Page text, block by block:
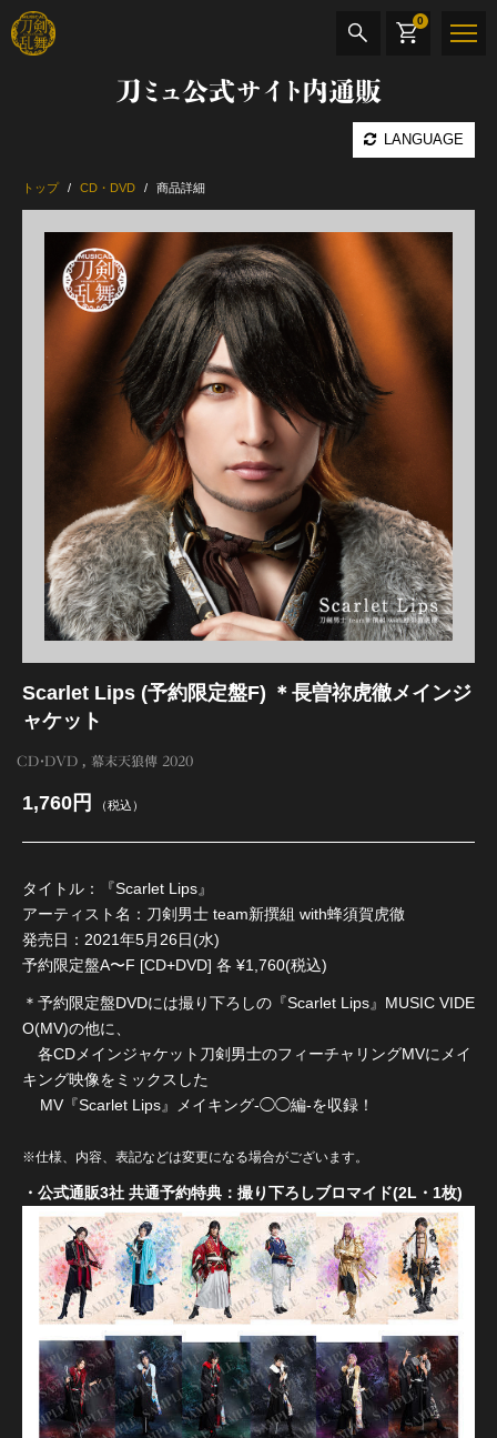
刀ミュ公式サイト内通販
LANGUAGE
0
CD・DVD BOOK その他
最新カテゴリー
加州清光 単騎出陣 極
髭切 単騎出陣 ～夢幻泡影～
江 おん すていじ かうんとだうんぱーてぃー
トップ CD・DVD 商品詳細
Scarlet Lips (予約限定盤F) ＊長曽祢虎徹メインジ
ャケット
CD・DVD 幕末天狼傳 2020
1,760円 （税込）
タイトル：『Scarlet Lips』
アーティスト名：刀剣男士 team新撰組 with蜂須賀虎徹
発売日：2021年5月26日(水)
予約限定盤A〜F [CD+DVD] 各 ¥1,760(税込)
＊予約限定盤DVDには撮り下ろしの『Scarlet Lips』MUSIC VIDE
O(MV)の他に、
各CDメインジャケット刀剣男士のフィーチャリングMVにメイ
キング映像をミックスした
MV『Scarlet Lips』メイキング-◯◯編-を収録！
※仕様、内容、表記などは変更になる場合がございます。
・公式通販3社 共通予約特典：撮り下ろしブロマイド(2L・1枚)